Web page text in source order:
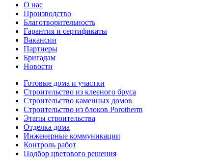
О нас
Производство
Благотворительность
Гарантия и сертификаты
Вакансии
Партнеры
Бригадам
Новости
Готовые дома и участки
Строительство из клееного бруса
Строительство каменных домов
Строительство из блоков Porotherm
Этапы строительства
Отделка дома
Инженерные коммуникации
Контроль работ
Подбор цветового решения